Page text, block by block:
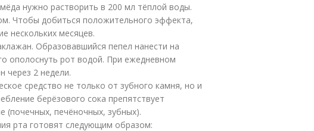
нужно растворить в 200 мл тёплой воды.
Чтобы добиться положительного эффекта,
нескольких месяцев.
Образовавшийся пепел нанести на
ополоснуть рот водой. При ежедневном
через 2 недели.
средство не только от зубного камня, но и
берёзового сока препятствует
(почечных, печёночных, зубных).
рта готовят следующим образом: